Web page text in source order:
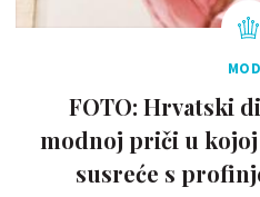
FOTO: Hrvatski
modnoj priči u kojoj
susreće s